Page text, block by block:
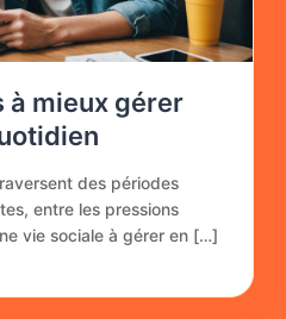
à mieux gérer
des périodes
entre les pressions
vie sociale à gérer en […]